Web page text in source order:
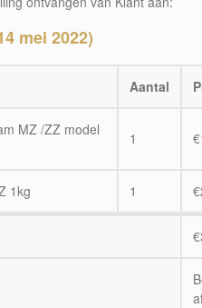
mei 2022)
Aantal
MZ /ZZ model
1 €
1kg 1 €
€